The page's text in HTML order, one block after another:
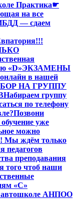
Практика☛
на все
— сдаем
!!!
«D»ЭКЗАМЕНЫ
в нашей
НА ГРУППУ
Набираем группу
по телефону
Позвони
уже
можно
Мы ждём только
педагогов
преподавания
того чтоб наши
«С»
автошколе АНПОО